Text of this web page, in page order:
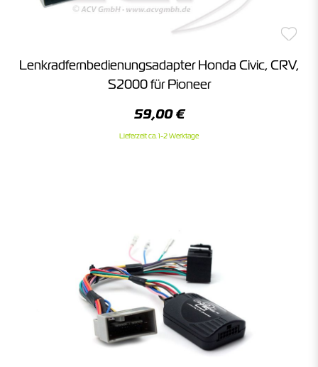
Lenkradfernbedienungsadapter Honda Civic, CRV,
S2000 für Pioneer
59,00 €
Lieferzeit ca. 1-2 Werktage